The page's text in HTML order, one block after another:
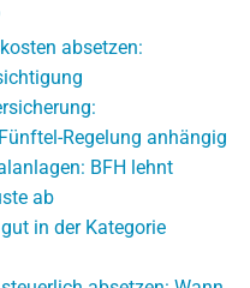
absetzen:
Regelung anhängig
BFH lehnt
ab
in der Kategorie